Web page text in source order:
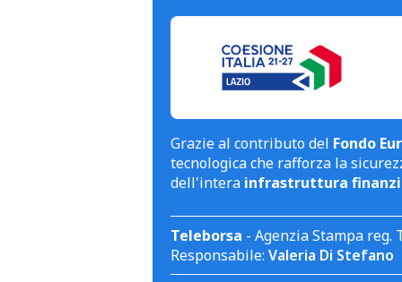
Grazie al contributo del Fondo
tecnologica che rafforza la
dell'intera infrastruttura
Teleborsa - Agenzia Stampa
Responsabile: Valeria Di Stefano